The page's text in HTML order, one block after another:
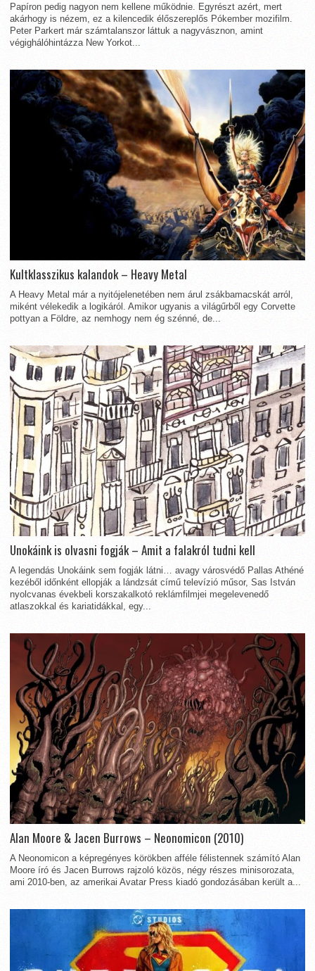
Papíron pedig nagyon nem kellene működnie. Egyrészt azért, mert
akárhogy is nézem, ez a kilencedik élőszereplős Pókember mozifilm.
Peter Parkert már számtalanszor láttuk a nagyvásznon, amint
végighálóhintázza New Yorkot...
Kultklasszikus kalandok – Heavy Metal
A Heavy Metal már a nyitójelenetében nem árul zsákbamacskát arról,
miként vélekedik a logikáról. Amikor ugyanis a világűrből egy Corvette
pottyan a Földre, az nemhogy nem ég szénné, de...
Unokáink is olvasni fogják – Amit a falakról tudni kell
A legendás Unokáink sem fogják látni… avagy városvédő Pallas Athéné
kezéből időnként ellopják a lándzsát című televízió műsor, Sas István
nyolcvanas évekbeli korszakalkotó reklámfilmjei megelevenedő
atlaszokkal és kariatidákkal, egy...
Alan Moore & Jacen Burrows – Neonomicon (2010)
A Neonomicon a képregényes körökben afféle félistennek számító Alan
Moore író és Jacen Burrows rajzoló közös, négy részes minisorozata,
ami 2010-ben, az amerikai Avatar Press kiadó gondozásában került a...